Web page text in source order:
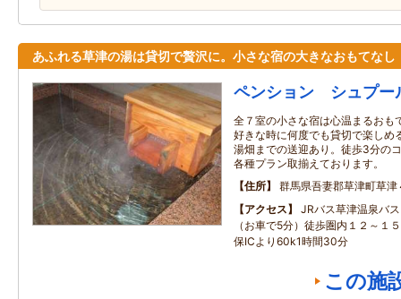
あふれる草津の湯は貸切で贅沢に。小さな宿の大きなおもてなし
ペンション シュプー
全７室の小さな宿は心温まるおも
好きな時に何度でも貸切で楽しめ
湯畑までの送迎あり。徒歩3分の
各種プラン取揃えております。
住所
群馬県吾妻郡草津町草
アクセス
JRバス草津温泉バ
（お車で5分）徒歩圏内１２～１
保ICより60k1時間30分
この施